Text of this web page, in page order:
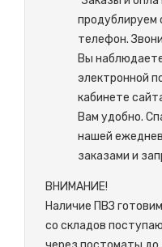
продублируем
телефон.
Вы
электронной
кабинете
Вам удобно.
нашей
заказами и
ВНИМАНИЕ!
Наличие ПВЗ
со складов